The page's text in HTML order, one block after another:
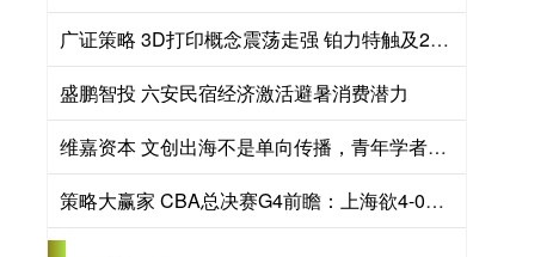
广证策略 3D打印概念震荡走强 铂力特触及20cm涨停
盛鹏智投 六安民宿经济激活避暑消费潜力
维嘉资本 文创出海不是单向传播，青年学者关注数字生产与文化协商
策略大赢家 CBA总决赛G4前瞻：上海欲4-0横扫强势夺冠 广厦需为荣誉而战